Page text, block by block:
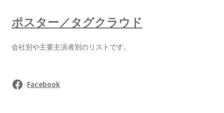
ポスター／タグクラウド
会社別や主要主演者別のリストです。
Facebook